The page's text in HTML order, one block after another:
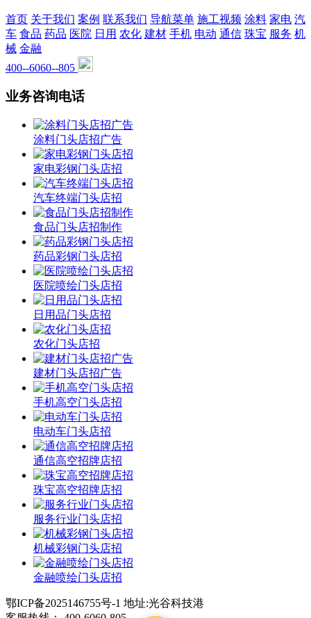
首页 关于我们 案例 联系我们 导航菜单 施工视频 涂料 家电 汽
车 食品 药品 医院 日用 农化 建材 手机 电动 通信 珠宝 服务 机
械 金融
400--6060--805
业务咨询电话
涂料门头店招广告
家电彩钢门头店招
汽车终端门头店招
食品门头店招制作
药品彩钢门头店招
医院喷绘门头店招
日用品门头店招
农化门头店招
建材门头店招广告
手机高空门头店招
电动车门头店招
通信高空招牌店招
珠宝高空招牌店招
服务行业门头店招
机械彩钢门头店招
金融喷绘门头店招
鄂ICP备2025146755号-1 地址:光谷科技港